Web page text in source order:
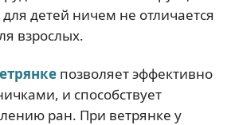
детей ничем не отличается
взрослых.
позволяет эффективно
и способствует
ран. При ветрянке у